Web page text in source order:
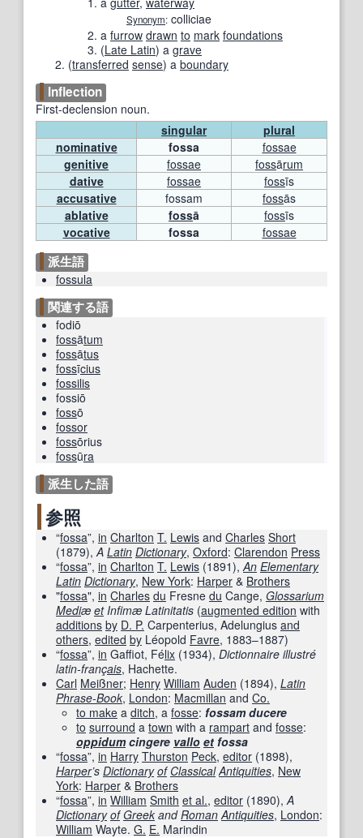
Synonym: colliciae
a furrow drawn to mark foundations
(Late Latin) a grave
(transferred sense) a boundary
Inflection
First-declension noun.
singular
plural
nominative
fossa
fossae
genitive
fossae fossārum
dative
fossae fossīs
accusative
fossam fossās
ablative
fossā fossīs
vocative
fossa fossae
派生語
fossula
関連する語
fodiō
fossātum
fossātus
fossīcius
fossilis
fossiō
fossō
fossor
fossōrius
fossūra
派生した語
参照
“fossa”, in Charlton T. Lewis and Charles Short
(1879), A Latin Dictionary, Oxford: Clarendon Press
“fossa”, in Charlton T. Lewis (1891), An Elementary
Latin Dictionary, New York: Harper & Brothers
"fossa", in Charles du Fresne du Cange, Glossarium
Mediæ etInfimæ Latinitatis (augmented edition with
additions by D. P. Carpenterius, Adelungius and
others, edited by Léopold Favre, 1883–1887)
“fossa”, in Gaffiot, Félix (1934), Dictionnaire illustré
latin-français, Hachette.
Carl Meißner; Henry William Auden (1894), Latin
Phrase-Book‎, London: Macmillan and Co.
to make a ditch, a fosse: fossam ducere
to surround a town with a rampart and fosse:
oppidumcingere vallo et fossa
“fossa”, in Harry Thurston Peck, editor (1898),
Harper’s Dictionary of Classical Antiquities, New
York: Harper & Brothers
“fossa”, in William Smith et al., editor (1890), A
Dictionary of Greek andRoman Antiquities, London:
William Wayte. G. E. Marindin